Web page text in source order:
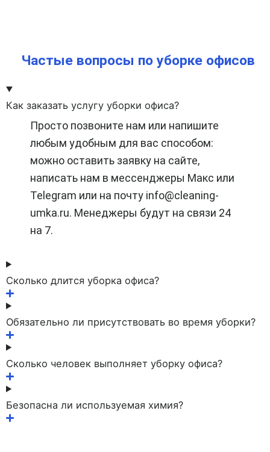
Частые вопросы по уборке офисов
Как заказать услугу уборки офиса?
Просто позвоните нам или напишите
любым удобным для вас способом:
можно оставить заявку на сайте,
написать нам в мессенджеры Макс или
Telegram или на почту info@cleaning-
umka.ru. Менеджеры будут на связи 24
на 7.
Сколько длится уборка офиса?
Обязательно ли присутствовать во время уборки?
Сколько человек выполняет уборку офиса?
Безопасна ли используемая химия?